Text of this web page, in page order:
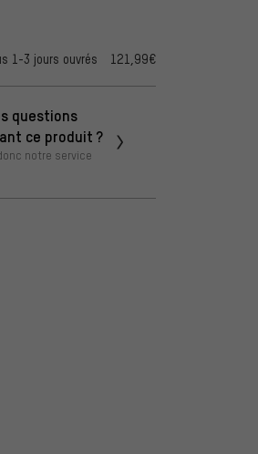
1-3 jours ouvrés 121,99€
questions
ce produit ?
notre service